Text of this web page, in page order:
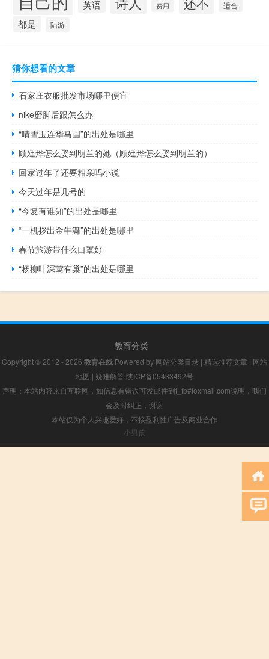
英语 费用 适合
都是 陆游
猜你想看的文章
石家庄衣服批发市场哪里便宜
nike磨脚后跟怎么办
“晴雪玉连华马国”的出处是哪里
顾廷烨怎么娶到明兰的她（顾廷烨怎么娶到明兰的）
回家过年了还要相亲吗小说
今天过年是几号的
“今复有谁知”的出处是哪里
“一机拶出金牛舞”的出处是哪里
春节旅游带什么口罩好
“杨柳叶深莺有巢”的出处是哪里
教育分类
Copyright © 2012 - 2026 教育在线 Powered by 网站分类目录 | 精选推荐文章 | 网站
地图 | 疑难解答 陕ICP备05433492号
声明：本站内容来自互联网，如信息有错误可发邮件到f_fb#foxmail.com说明，我们
会及时纠正，谢谢
本站仅为个人兴趣爱好，不接盈利性广告及商业合作
小男孩